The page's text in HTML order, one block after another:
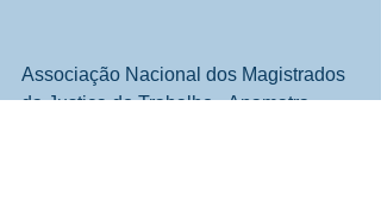
Associação Nacional dos Magistrados
da Justiça do Trabalho - Anamatra